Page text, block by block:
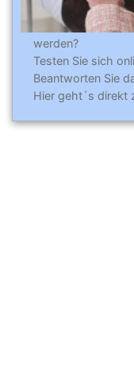
werden?
Testen Sie sich
Beantworten Sie
Hier geht´s direkt